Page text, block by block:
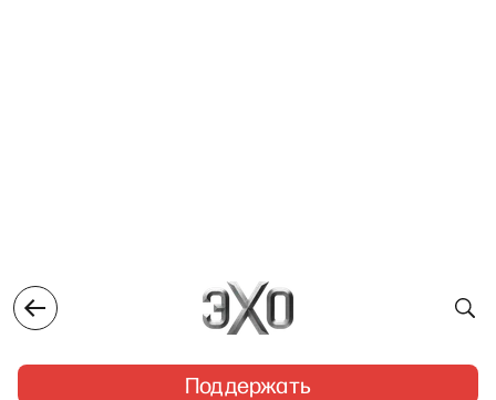
Поддержать